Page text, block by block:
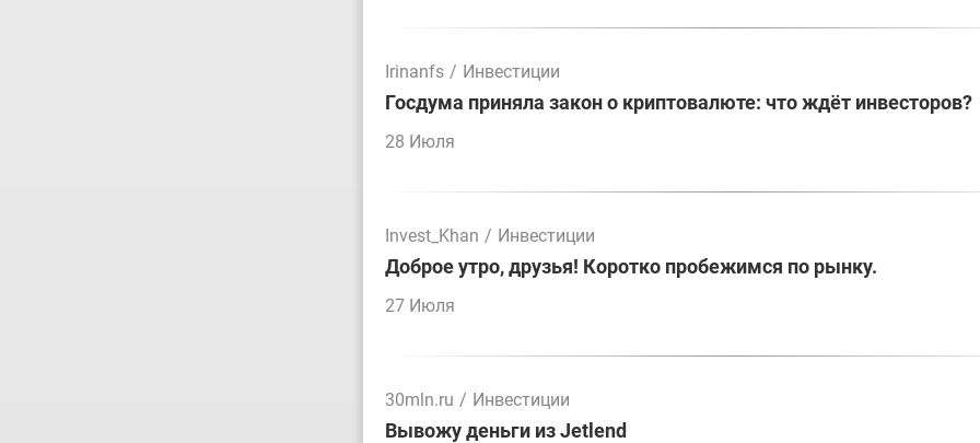
Irinanfs / Инвестиции
Госдума приняла закон о криптовалюте: что ждёт инвесторов?
28 Июля
Invest_Khan / Инвестиции
Доброе утро, друзья! Коротко пробежимся по рынку.
27 Июля
30mln.ru / Инвестиции
Вывожу деньги из Jetlend